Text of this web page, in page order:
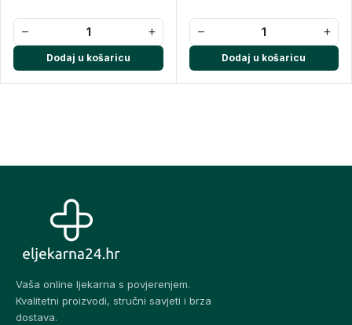
− +
Dodaj u košaricu
− +
Dodaj u košaricu
Vaša online ljekarna s povjerenjem.
Kvalitetni proizvodi, stručni savjeti i brza
dostava.